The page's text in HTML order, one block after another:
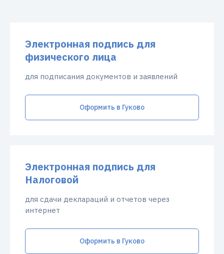
Электронная подпись для
физического лица
для подписания документов и заявлений
Оформить в Гуково
Электронная подпись для
Налоговой
для сдачи деклараций и отчетов через
интернет
Оформить в Гуково